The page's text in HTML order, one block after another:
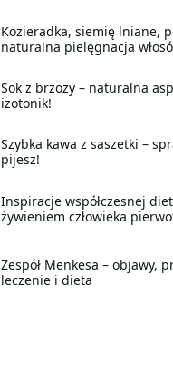
Kozieradka, siemię lniane,
naturalna pielęgnacja
Sok z brzozy – naturalna
izotonik!
Szybka kawa z saszetki –
pijesz!
Inspiracje współczesnej
żywieniem człowieka
Zespół Menkesa – objawy,
leczenie i dieta